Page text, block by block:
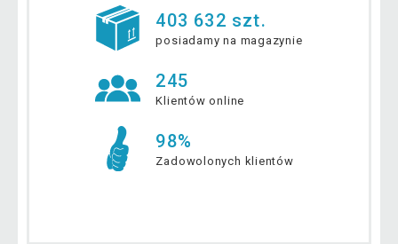
403 632 szt.
posiadamy na magazynie
245
Klientów online
98%
Zadowolonych klientów